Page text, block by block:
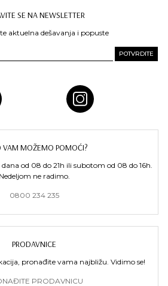
SE NA NEWSLETTER
aktuelna dešavanja i popuste
VAM MOŽEMO POMOĆI?
od 08 do 21h ili subotom od 08 do 16h.
Nedeljom ne radimo.
0800 234 235
PRODAVNICE
pronađite vama najbližu. Vidimo se!
PRODAVNICU